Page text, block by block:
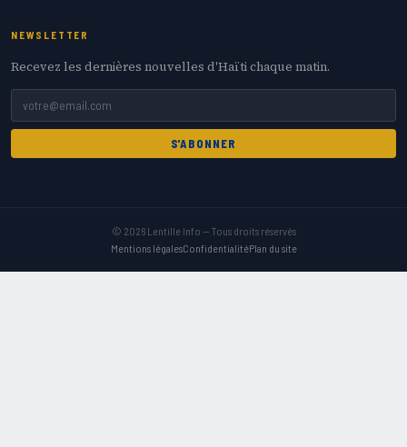
NEWSLETTER
Recevez les dernières nouvelles d'Haïti chaque matin.
S'ABONNER
© 2026 Lentille Info — Tous droits réservés
Mentions légalesConfidentialitéPlan du site